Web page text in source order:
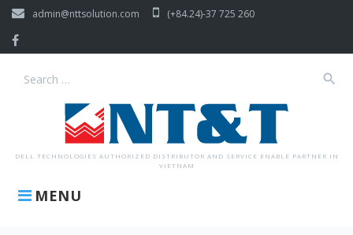
Skip
content
admin@nttsolution.com (+84.24)-37 725 260
DELL TECHNOLOGIES AUTHORIZED DISTRIBUTOR AND SERVICE ENABLE PARTNER IN
VIETNAM
MENU
Search
search